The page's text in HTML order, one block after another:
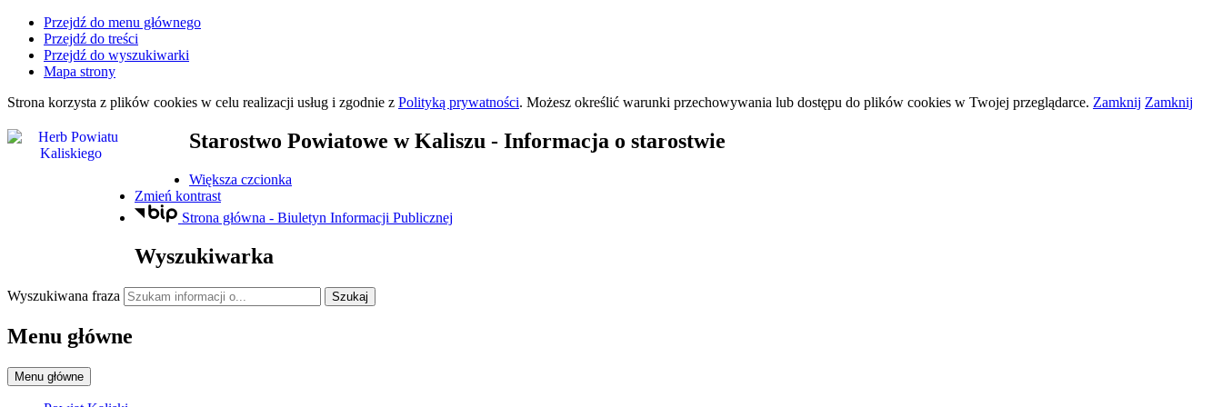
Przejdź do menu głównego
Przejdź do treści
Przejdź do wyszukiwarki
Mapa strony
Strona korzysta z plików cookies w celu realizacji usług i zgodnie z Polityką prywatności. Możesz określić warunki przechowywania lub dostępu do plików cookies w Twojej przeglądarce. Zamknij Zamknij
Starostwo Powiatowe w Kaliszu - Informacja o starostwie
Większa czcionka
Zmień kontrast
Strona główna - Biuletyn Informacji Publicznej
Wyszukiwarka
Wyszukiwana fraza Szukaj
Menu główne
Menu główne